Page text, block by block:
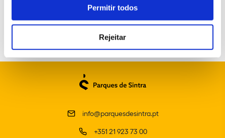
Permitir todos
Rejeitar
info@parquesdesintra.pt
+351 21 923 73 00